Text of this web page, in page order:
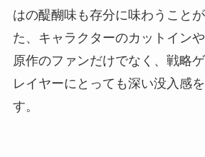
はの醍醐味も存分に味わうこと
た、キャラクターのカットインや
原作のファンだけでなく、戦略
レイヤーにとっても深い没入感
す。